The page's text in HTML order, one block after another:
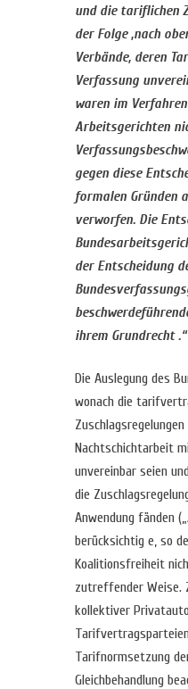
und die tariflichen
der Folge ‚nach
Verbände, deren
Verfassung
waren im
Arbeitsgerichten
gegen diese
formalen Gründen
verworfen. Die
der Entscheidung
ihrem Grundrecht .“
Die Auslegung des
wonach die
Nachtschichtarbeit
unvereinbar seien
die
Anwendung fänden
berücksichtig e, so
Koalitionsfreiheit
zutreffender Weise.
kollektiver
Tarifnormsetzung
Gleichbehandlung